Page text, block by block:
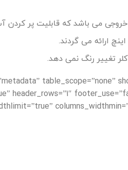
table_scope=”none”
header_rows=”1″